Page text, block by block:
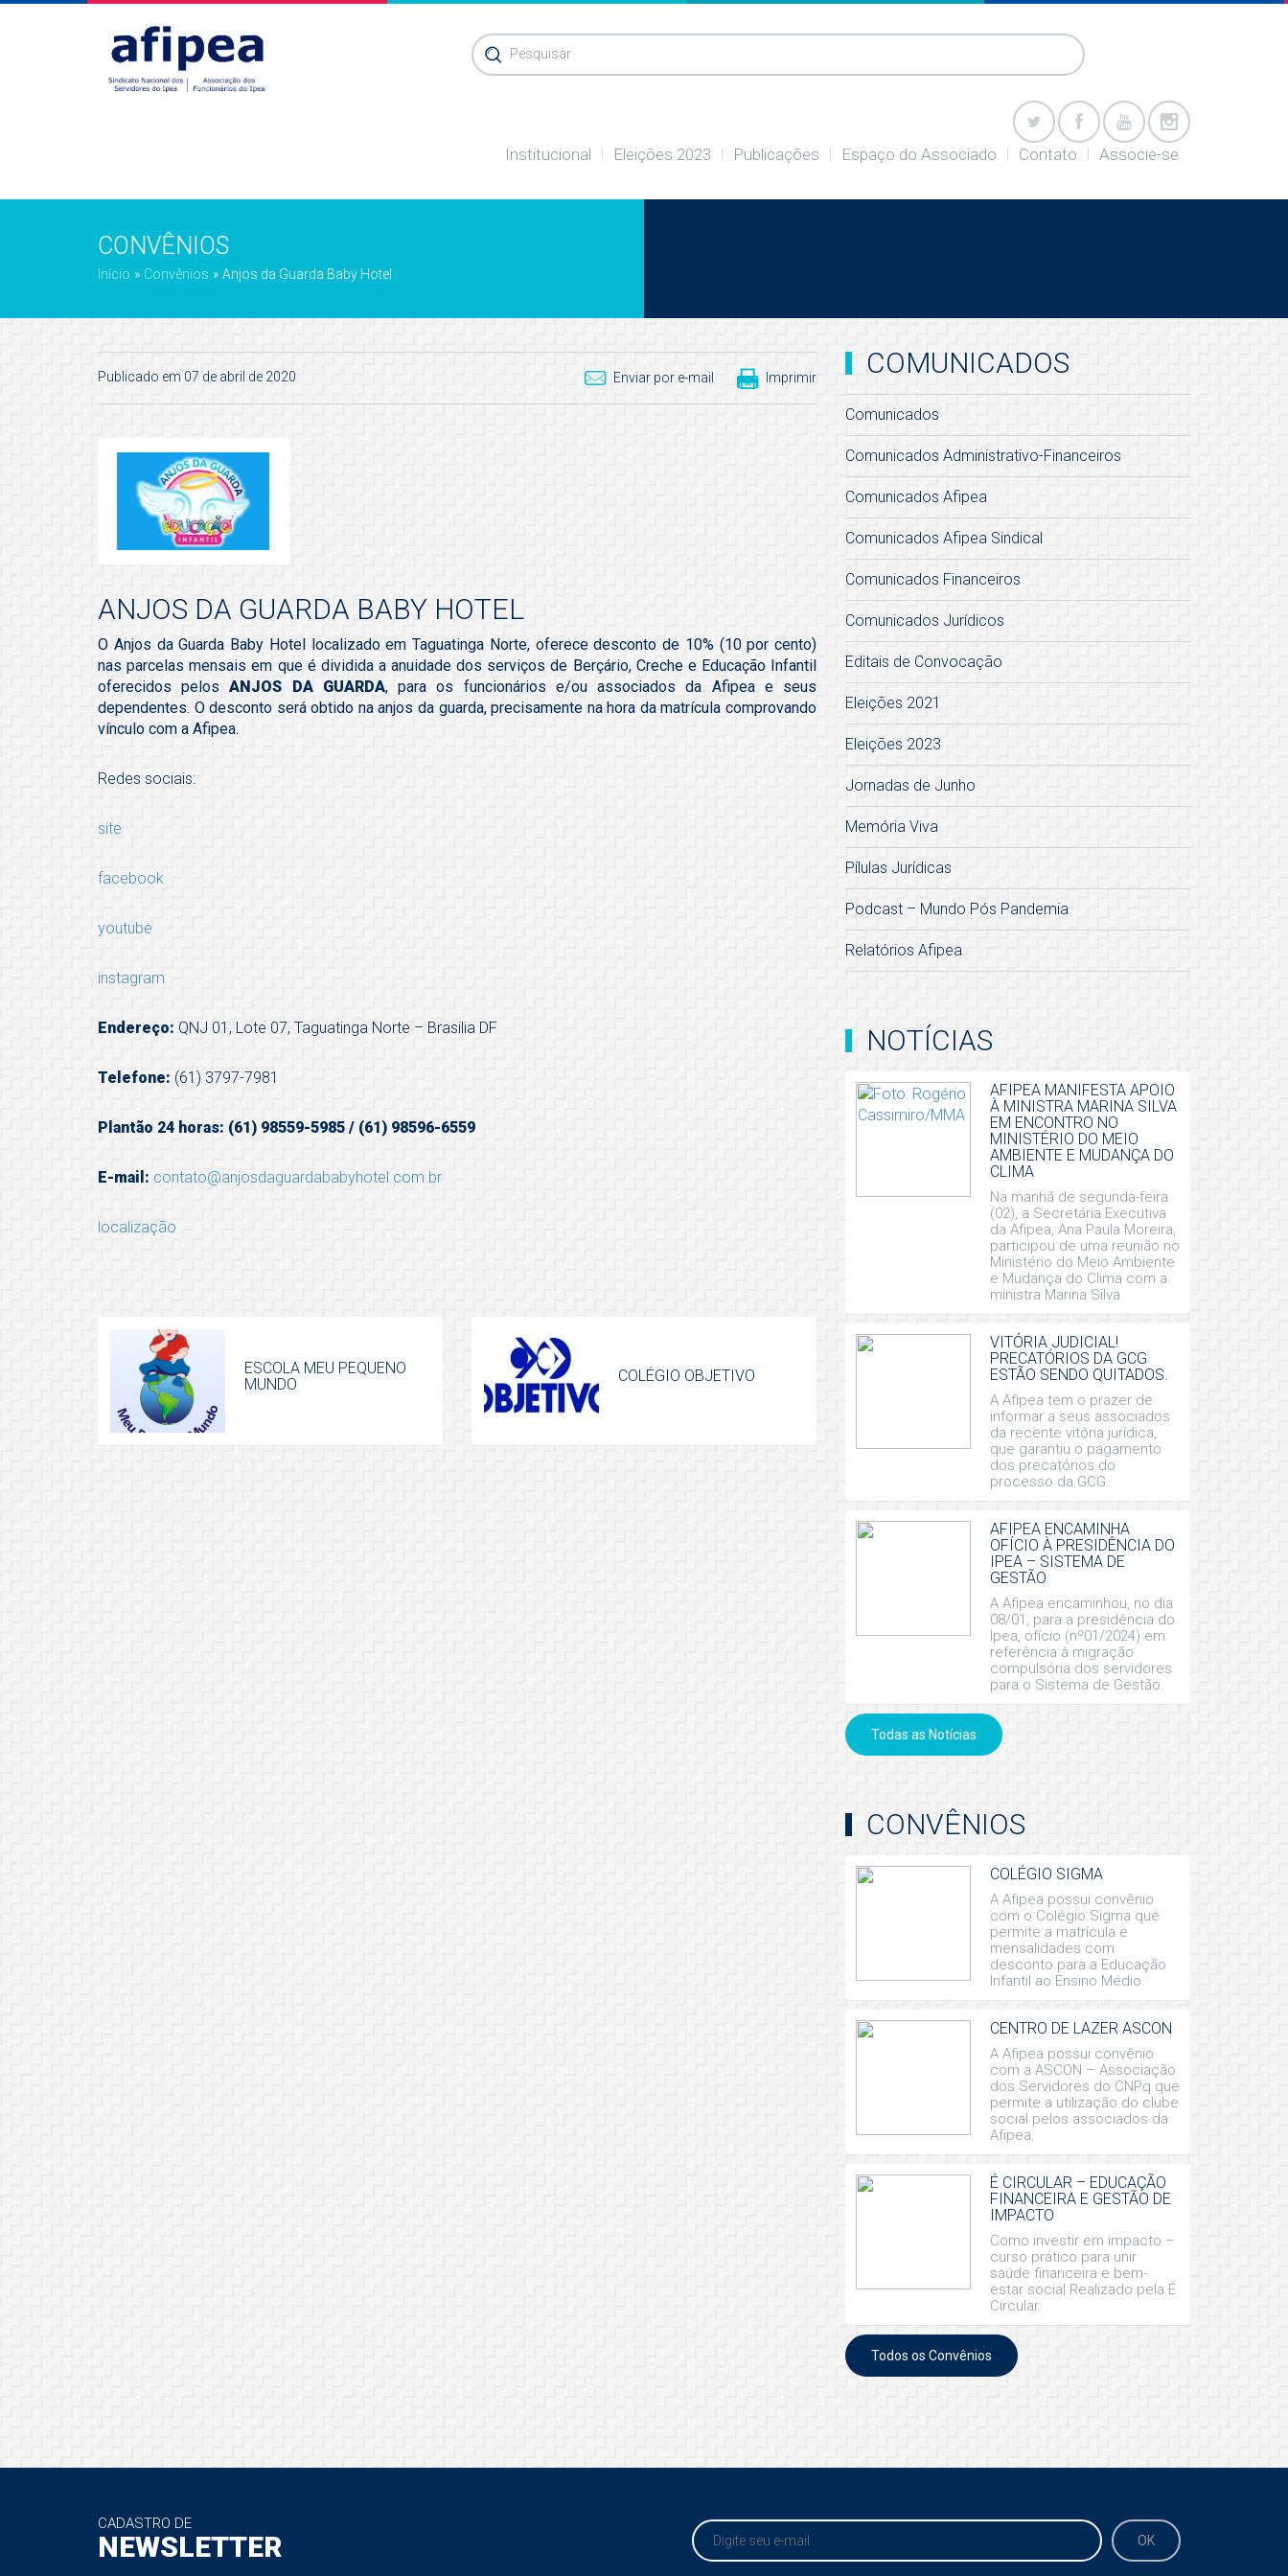
Pesquisar
Institucional Eleições 2023 Publicações Espaço do Associado Contato Associe-se
CONVÊNIOS
Início » Convênios » Anjos da Guarda Baby Hotel
Publicado em 07 de abril de 2020 Enviar por e-mail Imprimir
ANJOS DA GUARDA BABY HOTEL
O Anjos da Guarda Baby Hotel localizado em Taguatinga Norte, oferece desconto de 10% (10 por cento)
nas parcelas mensais em que é dividida a anuidade dos serviços de Berçário, Creche e Educação Infantil
oferecidos pelosANJOS DA GUARDA, para os funcionários e/ou associados da Afipea e seus
dependentes. O desconto será obtido na anjos da guarda, precisamente na hora da matrícula comprovando
vínculo com a Afipea.
Redes sociais:
site
facebook
youtube
instagram
Endereço: QNJ 01, Lote 07, Taguatinga Norte – Brasilia DF
Telefone: (61) 3797-7981
Plantão 24 horas: (61) 98559-5985 / (61) 98596-6559
E-mail: contato@anjosdaguardababyhotel.com.br
localização
ESCOLA MEU PEQUENO
MUNDO
COLÉGIO OBJETIVO
COMUNICADOS
Comunicados
Comunicados Administrativo-Financeiros
Comunicados Afipea
Comunicados Afipea Sindical
Comunicados Financeiros
Comunicados Jurídicos
Editais de Convocação
Eleições 2021
Eleições 2023
Jornadas de Junho
Memória Viva
Pílulas Jurídicas
Podcast – Mundo Pós Pandemia
Relatórios Afipea
NOTÍCIAS
AFIPEA MANIFESTA APOIO
À MINISTRA MARINA SILVA
EM ENCONTRO NO
MINISTÉRIO DO MEIO
AMBIENTE E MUDANÇA DO
CLIMA
Na manhã de segunda-feira
(02), a Secretária Executiva
da Afipea, Ana Paula Moreira,
participou de uma reunião no
Ministério do Meio Ambiente
e Mudança do Clima com a
ministra Marina Silva.
VITÓRIA JUDICIAL!
PRECATÓRIOS DA GCG
ESTÃO SENDO QUITADOS.
A Afipea tem o prazer de
informar a seus associados
da recente vitória jurídica,
que garantiu o pagamento
dos precatórios do
processo da GCG.
AFIPEA ENCAMINHA
OFÍCIO À PRESIDÊNCIA DO
IPEA – SISTEMA DE
GESTÃO
A Afipea encaminhou, no dia
08/01, para a presidência do
Ipea, ofício (nº01/2024) em
referência à migração
compulsória dos servidores
para o Sistema de Gestão.
Todas as Notícias
CONVÊNIOS
COLÉGIO SIGMA
A Afipea possui convênio
com o Colégio Sigma que
permite a matrícula e
mensalidades com
desconto para a Educação
Infantil ao Ensino Médio.
CENTRO DE LAZER ASCON
A Afipea possui convênio
com a ASCON – Associação
dos Servidores do CNPq que
permite a utilização do clube
social pelos associados da
Afipea.
É CIRCULAR – EDUCAÇÃO
FINANCEIRA E GESTÃO DE
IMPACTO
Como investir em impacto –
curso prático para unir
saúde financeira e bem-
estar social Realizado pela É
Circular.
Todos os Convênios
CADASTRO DE
NEWSLETTER